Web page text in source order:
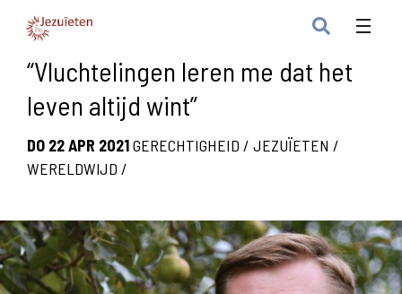
“Vluchtelingen leren me dat het
leven altijd wint”
DO 22 APR 2021GERECHTIGHEID / JEZUÏETEN /
WERELDWIJD /